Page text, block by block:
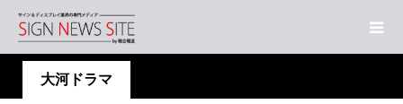
大河ドラマ